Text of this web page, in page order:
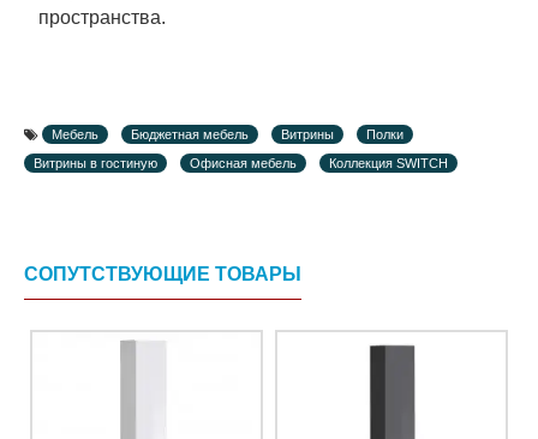
пространства.
Мебель Бюджетная мебель Витрины
Полки
Витрины в гостиную
Офисная мебель Коллекция SWITCH
СОПУТСТВУЮЩИЕ ТОВАРЫ